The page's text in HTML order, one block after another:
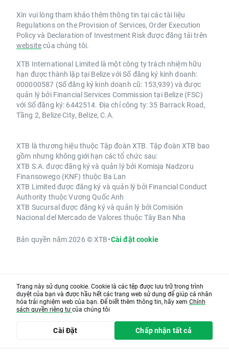
Xin vui lòng tham khảo thêm thông tin tại các tài liệu
Regulations on the Provision of Services, Order Execution
Policy và Declaration of Investment Risk được đăng tải trên
websitecủa chúng tôi.
XTB International Limited là một công ty trách nhiệm hữu
hạn được thành lập tại Belize với Số đăng ký kinh doanh:
000000587 (Số đăng ký kinh doanh cũ: 153,939) và được
quản lý bởi Financial Services Commission tại Belize (FSC)
với Số đăng ký: 6442514. Địa chỉ công ty: 35 Barrack Road,
Tầng 2, Belize City, Belize, C.A.
XTB là thương hiệu thuộc Tập đoàn XTB. Tập đoàn XTB bao
gồm nhưng không giới hạn các tổ chức sau:
XTB S.A. được đăng ký và quản lý bởi Komisja Nadzoru
Finansowego (KNF) thuộc Ba Lan
XTB Limited được đăng ký và quản lý bởi Financial Conduct
Authority thuộc Vương Quốc Anh
XTB Sucursal được đăng ký và quản lý bởi Comisión
Nacional del Mercado de Valores thuộc Tây Ban Nha
Bản quyền năm 2026 © XTB•Cài đặt cookie
Trang này sử dụng cookie. Cookie là các tệp được lưu trữ trong trình
duyệt của bạn và được hầu hết các trang web sử dụng để giúp cá nhân
hóa trải nghiệm web của bạn. Để biết thêm thông tin, hãy xem Chính
sách quyền riêng tưcủa chúng tôi
Cài Đặt Chấp nhận tất cả